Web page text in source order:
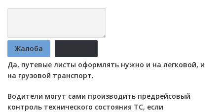
Жалоба
Да, путевые листы оформлять нужно и на легковой, и
на грузовой транспорт.
Водители могут сами производить предрейсовый
контроль технического состояния ТС, если